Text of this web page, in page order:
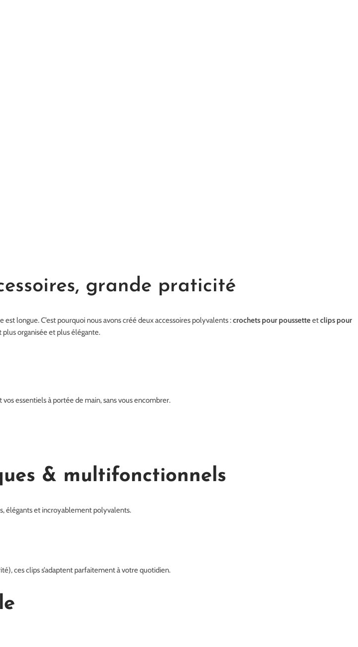
grande praticité
longue. C’est pourquoi nous avons créé deux accessoires polyvalents :crochets pour poussetteetclips pour
organisée et plus élégante.
essentiels à portée de main, sans vous encombrer.
& multifonctionnels
élégants et incroyablement polyvalents.
ces clips s’adaptent parfaitement à votre quotidien.